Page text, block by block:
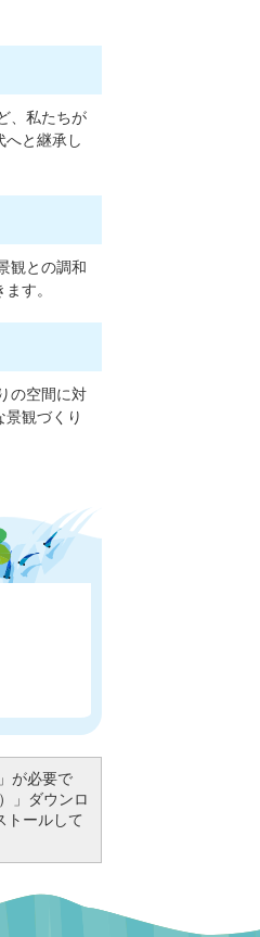
、私たちが
へと継承し
観との調和
す。
の空間に対
観づくり
が必要で
」ダウンロ
トールして